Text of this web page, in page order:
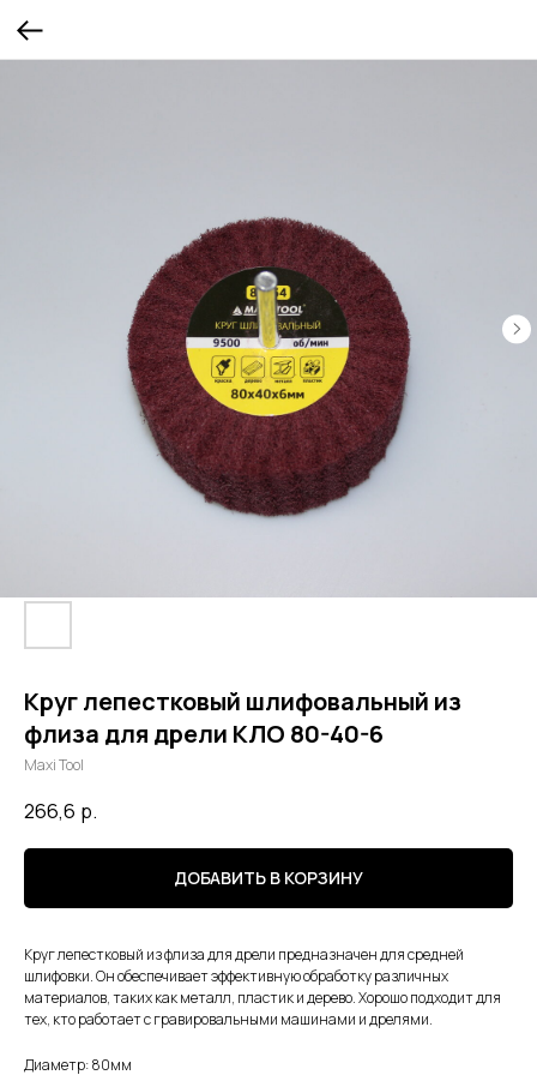
Круг лепестковый шлифовальный из
флиза для дрели КЛО 80-40-6
Maxi Tool
266,6 р.
ДОБАВИТЬ В КОРЗИНУ
Круг лепестковый из флиза для дрели предназначен для средней
шлифовки. Он обеспечивает эффективную обработку различных
материалов, таких как металл, пластик и дерево. Хорошо подходит для
тех, кто работает с гравировальными машинами и дрелями.
Диаметр: 80мм